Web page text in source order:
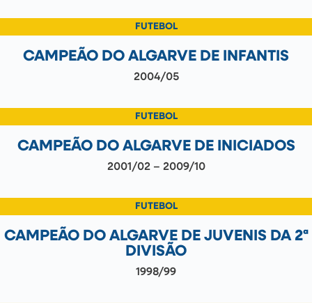
FUTEBOL
CAMPEÃO DO ALGARVE DE INFANTIS
2004/05
FUTEBOL
CAMPEÃO DO ALGARVE DE INICIADOS
2001/02 – 2009/10
FUTEBOL
CAMPEÃO DO ALGARVE DE JUVENIS DA 2ª
DIVISÃO
1998/99